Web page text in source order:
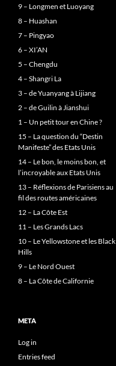
9 – Longmen et Luoyang
8 – Huashan
7 – Pingyao
6 – XI’AN
5 – Chengdu
4 – Shangri La
3 – de Yuanyang à Lijiang
2 – de Guilin à Jianshui
1 – Un petit tour en Chine ?
15 – La question du “Destin
Manifeste” des Etats Unis
14 – Le bon, le moins bon, et
l’incroyable aux Etats Unis
13 – Réflexions de Parisiens au
fil des routes américaines
12 – La Côte Est
11 – Les Grands Lacs
10 – Le Yellowstone et les Black
Hills
9 – Le Nord Ouest
8 – La Côte de Californie
META
Log in
Entries feed